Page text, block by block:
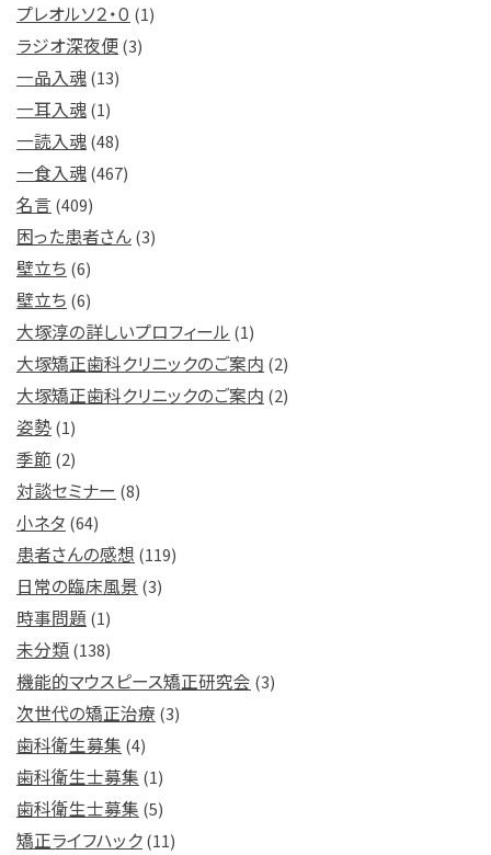
プレオルソ２・０ (1)
ラジオ深夜便(3)
一品入魂(13)
一耳入魂(1)
一読入魂(48)
一食入魂(467)
名言 (409)
困った患者さん(3)
壁立ち (6)
壁立ち (6)
大塚淳の詳しいプロフィール (1)
大塚矯正歯科クリニックのご案内 (2)
大塚矯正歯科クリニックのご案内 (2)
姿勢(1)
季節 (2)
対談セミナー (8)
小ネタ (64)
患者さんの感想 (119)
日常の臨床風景 (3)
時事問題 (1)
未分類(138)
機能的マウスピース矯正研究会 (3)
次世代の矯正治療 (3)
歯科衛生募集 (4)
歯科衛生士募集 (1)
歯科衛生士募集 (5)
矯正ライフハック(11)